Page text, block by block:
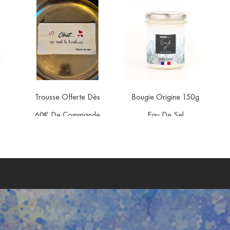
Trousse Offerte Dès
60€ De Commande
 favorite
Bougie Origine 150g
Eau De Sel
 favorite